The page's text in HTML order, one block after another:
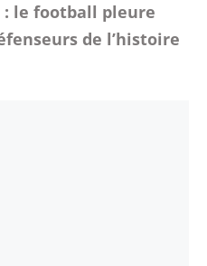
: le football pleure
de l’histoire